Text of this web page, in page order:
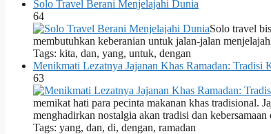
Solo Travel Berani Menjelajahi Dunia
64
Solo travel
membutuhkan keberanian untuk jalan-jalan
Tags: kita, dan, yang, untuk, dengan
Menikmati Lezatnya Jajanan Khas Ramadan: Tradisi
63
memikat hati para pecinta makanan khas tradisional.
menghadirkan nostalgia akan tradisi dan
Tags: yang, dan, di, dengan, ramadan